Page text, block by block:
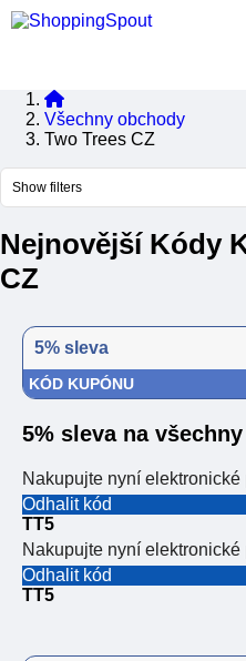
Všechny obchody
Two Trees CZ
Show filters
Nejnovější Kódy
CZ
5% sleva
KÓD KUPÓNU
5% sleva na
Nakupujte nyní
Odhalit kód
TT5
Nakupujte nyní
Odhalit kód
TT5